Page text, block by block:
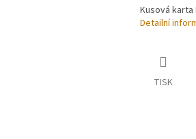
Kusová karta
Detailní
TISK